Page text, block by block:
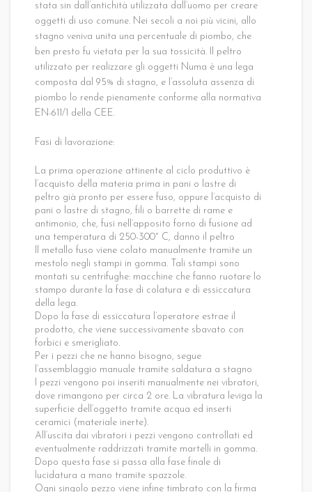
stata sin dall’antichità utilizzata dall’uomo per creare
oggetti di uso comune. Nei secoli a noi più vicini, allo
stagno veniva unita una percentuale di piombo, che
ben presto fu vietata per la sua tossicità. Il peltro
utilizzato per realizzare gli oggetti Numa è una lega
composta dal 95% di stagno, e l’assoluta assenza di
piombo lo rende pienamente conforme alla normativa
EN-611/1 della CEE.
Fasi di lavorazione:
La prima operazione attinente al ciclo produttivo è
l’acquisto della materia prima in pani o lastre di
peltro già pronto per essere fuso, oppure l’acquisto di
pani o lastre di stagno, fili o barrette di rame e
antimonio, che, fusi nell’apposito forno di fusione ad
una temperatura di 250-300° C, danno il peltro
Il metallo fuso viene colato manualmente tramite un
mestolo negli stampi in gomma. Tali stampi sono
montati su centrifughe: macchine che fanno ruotare lo
stampo durante la fase di colatura e di essiccatura
della lega.
Dopo la fase di essiccatura l’operatore estrae il
prodotto, che viene successivamente sbavato con
forbici e smerigliato.
Per i pezzi che ne hanno bisogno, segue
l’assemblaggio manuale tramite saldatura a stagno
I pezzi vengono poi inseriti manualmente nei vibratori,
dove rimangono per circa 2 ore. La vibratura leviga la
superficie dell’oggetto tramite acqua ed inserti
ceramici (materiale inerte).
All’uscita dai vibratori i pezzi vengono controllati ed
eventualmente raddrizzati tramite martelli in gomma.
Dopo questa fase si passa alla fase finale di
lucidatura a mano tramite spazzole.
Ogni singolo pezzo viene infine timbrato con la firma